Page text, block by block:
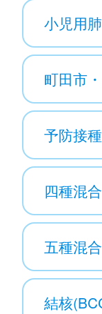
小児用
町田市
予防接
四種混
五種混
結核